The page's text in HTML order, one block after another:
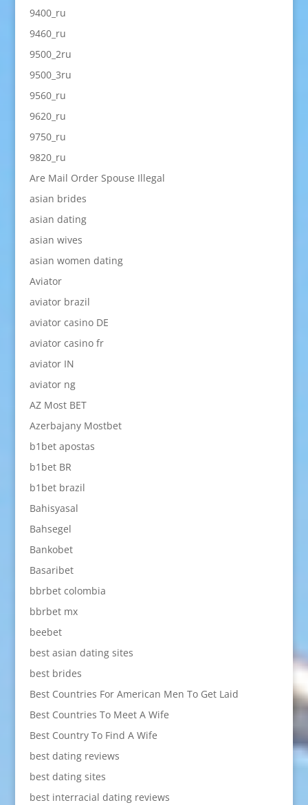
9400_ru
9460_ru
9500_2ru
9500_3ru
9560_ru
9620_ru
9750_ru
9820_ru
Are Mail Order Spouse Illegal
asian brides
asian dating
asian wives
asian women dating
Aviator
aviator brazil
aviator casino DE
aviator casino fr
aviator IN
aviator ng
AZ Most BET
Azerbajany Mostbet
b1bet apostas
b1bet BR
b1bet brazil
Bahisyasal
Bahsegel
Bankobet
Basaribet
bbrbet colombia
bbrbet mx
beebet
best asian dating sites
best brides
Best Countries For American Men To Get Laid
Best Countries To Meet A Wife
Best Country To Find A Wife
best dating reviews
best dating sites
best interracial dating reviews